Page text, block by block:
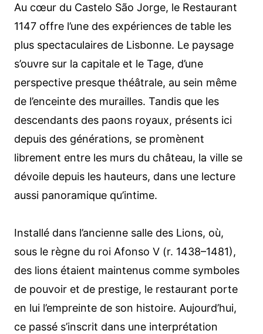
Au cœur du Castelo São Jorge, le Restaurant
1147 offre l’une des expériences de table les
plus spectaculaires de Lisbonne. Le paysage
s’ouvre sur la capitale et le Tage, d’une
perspective presque théâtrale, au sein même
de l’enceinte des murailles. Tandis que les
descendants des paons royaux, présents ici
depuis des générations, se promènent
librement entre les murs du château, la ville se
dévoile depuis les hauteurs, dans une lecture
aussi panoramique qu’intime.
Installé dans l’ancienne salle des Lions, où,
sous le règne du roi Afonso V (r. 1438–1481),
des lions étaient maintenus comme symboles
de pouvoir et de prestige, le restaurant porte
en lui l’empreinte de son histoire. Aujourd’hui,
ce passé s’inscrit dans une interprétation